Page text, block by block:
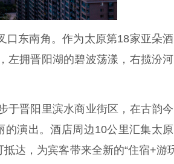
东南角。作为太原第18家亚朵
左拥晋阳湖的碧波荡漾，右揽汾
晋阳里滨水商业街区，在古韵
的演出。酒店周边10公里汇集太
达，为宾客带来全新的“住宿+游